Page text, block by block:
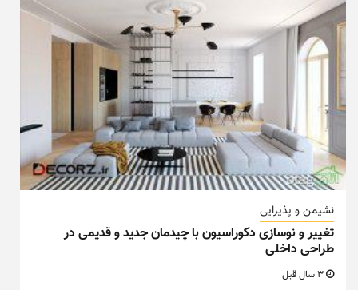
نشیمن و پذیرایی
تغییر و نوسازی دکوراسیون با چیدمان جدید و قدیمی در
طراحی داخلی